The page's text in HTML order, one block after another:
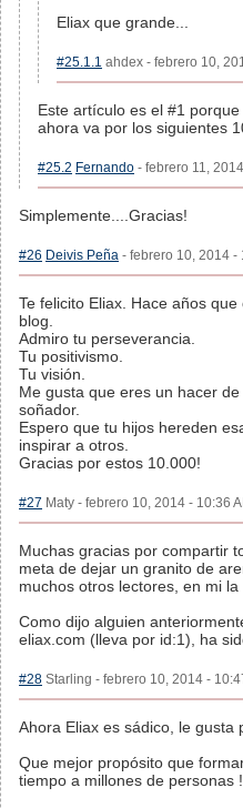
Eliax que grande...
#25.1.1 ahdex - febrero 10,
Este artículo es el #1
ahora va por los siguientes
#25.2 Fernando - febrero 11,
Simplemente....Gracias!
#26 Deivis Peña - febrero 10, 2014 -
Te felicito Eliax. Hace años
blog.
Admiro tu perseverancia.
Tu positivismo.
Tu visión.
Me gusta que eres un hacer
soñador.
Espero que tu hijos hereden
inspirar a otros.
Gracias por estos 10.000!
#27 Maty - febrero 10, 2014 - 10:36
Muchas gracias por compartir
meta de dejar un granito de
muchos otros lectores, en mi la
Como dijo alguien
eliax.com (lleva por id:1), ha
#28 Starling - febrero 10, 2014 -
Ahora Eliax es sádico, le gusta
Que mejor propósito que
tiempo a millones de personas !